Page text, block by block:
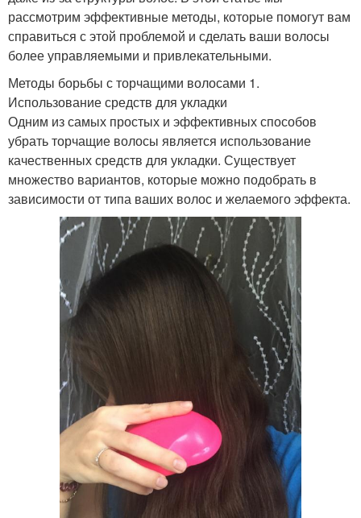
рассмотрим эффективные методы, которые помогут вам
справиться с этой проблемой и сделать ваши волосы
более управляемыми и привлекательными.
Методы борьбы с торчащими волосами 1.
Использование средств для укладки
Одним из самых простых и эффективных способов
убрать торчащие волосы является использование
качественных средств для укладки. Существует
множество вариантов, которые можно подобрать в
зависимости от типа ваших волос и желаемого эффекта.